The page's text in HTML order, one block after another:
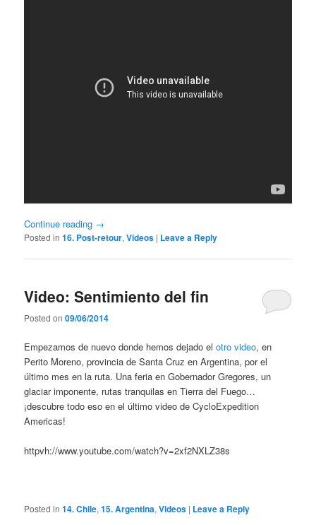
Continue reading →
Posted in 16. Post-retour,Videos | Leave a Reply
Video: Sentimiento del fin
Posted on09/06/2014
Empezamos de nuevo donde hemos dejado elotro video, en
Perito Moreno, provincia de Santa Cruz en Argentina, por el
último mes en la ruta. Una feria en Gobernador Gregores, un
glaciar imponente, rutas tranquilas en Tierra del Fuego…
¡descubre todo eso en el último video de CycloExpedition
Americas!
httpvh://www.youtube.com/watch?v=2xf2NXLZ38s
Posted in 14. Chile,15. Argentina,Videos | Leave a Reply